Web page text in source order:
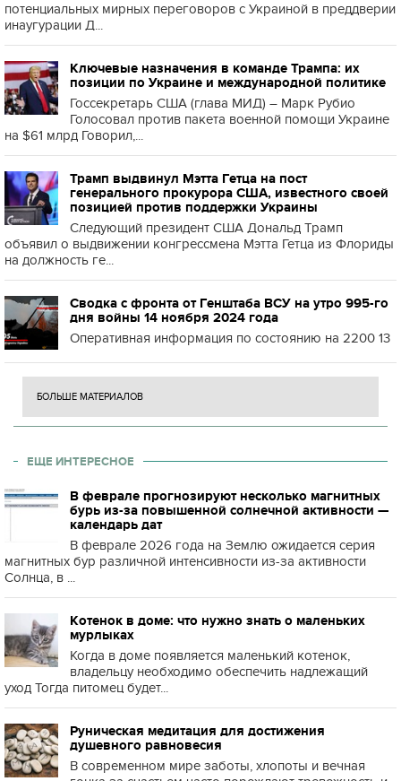
потенциальных мирных переговоров с Украиной в преддверии
инаугурации Д...
Ключевые назначения в команде Трампа: их
позиции по Украине и международной политике
Госсекретарь США (глава МИД) – Марк Рубио
Голосовал против пакета военной помощи Украине
на $61 млрд Говорил,...
Трамп выдвинул Мэтта Гетца на пост
генерального прокурора США, известного своей
позицией против поддержки Украины
Следующий президент США Дональд Трамп
объявил о выдвижении конгрессмена Мэтта Гетца из Флориды
на должность ге...
Сводка с фронта от Генштаба ВСУ на утро 995-го
дня войны 14 ноября 2024 года
Оперативная информация по состоянию на 2200 13
БОЛЬШЕ МАТЕРИАЛОВ
ЕЩЕ ИНТЕРЕСНОЕ
В феврале прогнозируют несколько магнитных
бурь из-за повышенной солнечной активности —
календарь дат
В феврале 2026 года на Землю ожидается серия
магнитных бур различной интенсивности из-за активности
Солнца, в ...
Котенок в доме: что нужно знать о маленьких
мурлыках
Когда в доме появляется маленький котенок,
владельцу необходимо обеспечить надлежащий
уход Тогда питомец будет...
Руническая медитация для достижения
душевного равновесия
В современном мире заботы, хлопоты и вечная